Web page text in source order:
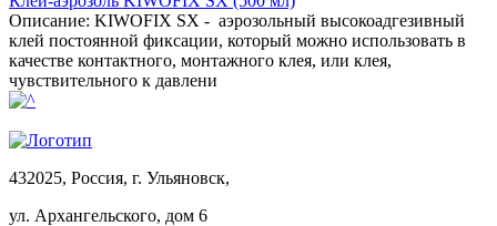
Описание: KIWOFIX SX - аэрозольный высокоадгезивный
клей постоянной фиксации, который можно использовать в
качестве контактного, монтажного клея, или клея,
чувствительного к давлени
432025, Россия, г. Ульяновск,
ул. Архангельского, дом 6